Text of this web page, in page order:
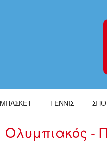
ΜΠΆΣΚΕΤ ΤΈΝΝΙΣ
Ολυμπιακός -